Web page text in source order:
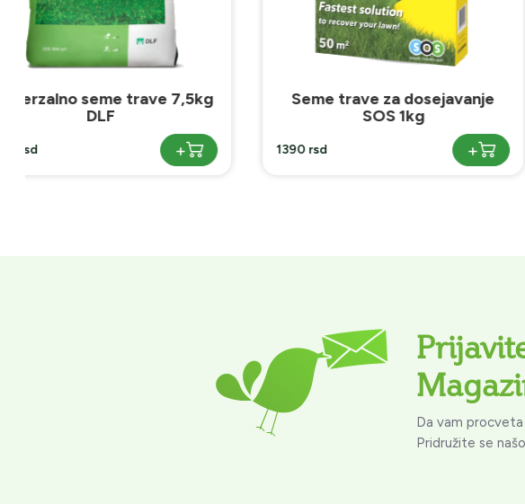
Seme trave za dosejavanje
Seme trave za
terene - Super Sport
Da vam
Pridružite se